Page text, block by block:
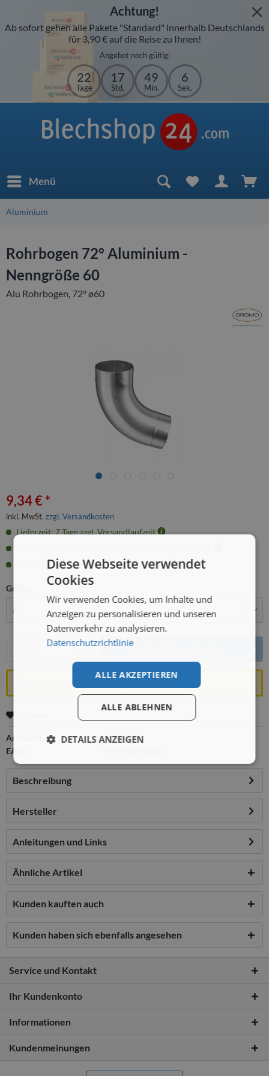
Achtung!
Ab sofort gehen alle Pakete "Standard" innerhalb Deutschlands
für 3,90 € auf die Reise zu Ihnen!
Angebot noch gültig:
22
Tage
17
Std.
49
Min.
5
Sek.
Menü
Aluminium
Rohrbogen 72° Aluminium -
Nenngröße 60
Alu Rohrbogen, 72° ø60
9,34 € *
inkl. MwSt. zzgl. Versandkosten
Lieferzeit: 7 Tage zzgl. Versandlaufzeit
Selbstabholung: ab Di., 18.08., 08:00 Uhr
Größe:
In den
Ich kaufe als Firma/ Organisation
Artikel-Nr.:
GR84060
EAN:
Beschreibung
Hersteller
Anleitungen und Links
Ähnliche Artikel
Kunden kauften auch
Kunden haben sich ebenfalls angesehen
Service und Kontakt
Ihr Kundenkonto
Informationen
Kundenmeinungen
Diese Webseite verwendet
Cookies
Wir verwenden Cookies, um Inhalte und
Anzeigen zu personalisieren und unseren
Datenverkehr zu analysieren.
Datenschutzrichtlinie
ALLE AKZEPTIEREN
ALLE ABLEHNEN
DETAILS ANZEIGEN